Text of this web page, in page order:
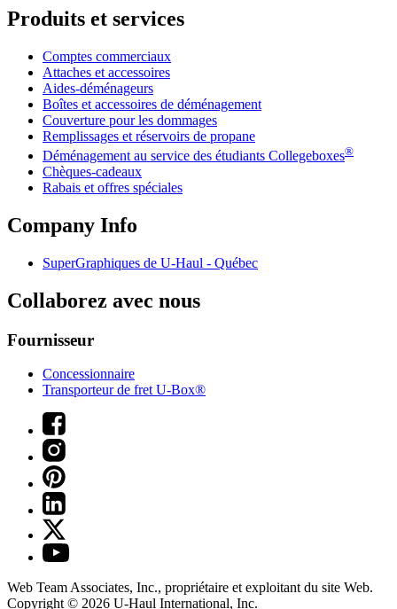
Produits et services
Comptes commerciaux
Attaches et accessoires
Aides-déménageurs
Boîtes et accessoires de déménagement
Couverture pour les dommages
Remplissages et réservoirs de propane
Déménagement au service des étudiants Collegeboxes®
Chèques-cadeaux
Rabais et offres spéciales
Company Info
SuperGraphiques de U-Haul - Québec
Collaborez avec nous
Fournisseur
Concessionnaire
Transporteur de fret U-Box®
Web Team Associates, Inc., propriétaire et exploitant du site Web.
Copyright © 2026 U-Haul International, Inc.